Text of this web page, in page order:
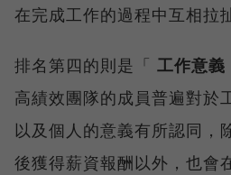
在完成工作的過程中互相拉
排名第四的則是「 工作意
高績效團隊的成員普遍對於
以及個人的意義有所認同，
後獲得薪資報酬以外，也會